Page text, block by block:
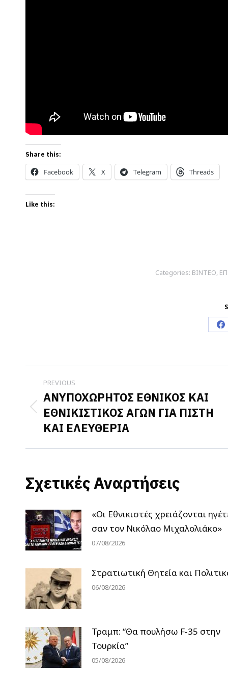
Share this:
Facebook X Telegram Threads
Like this:
Categories: ΒΙΝΤΕΟ
Post
navigation
PREVIOUS
Previous
post:
ΑΝΥΠΟΧΩΡΗΤΟΣ ΕΘΝΙΚΟΣ ΚΑΙ
ΕΘΝΙΚΙΣΤΙΚΟΣ ΑΓΩΝ ΓΙΑ ΠΙΣΤΗ
ΚΑΙ ΕΛΕΥΘΕΡΙΑ
Σχετικές Αναρτήσεις
«Οι Εθνικιστές χρειάζονται
σαν τον Νικόλαο Μιχαλολιάκο»
07/08/2026
Στρατιωτική Θητεία και
06/08/2026
Τραμπ: “Θα πουλήσω F-35 στην
Τουρκία”
05/08/2026